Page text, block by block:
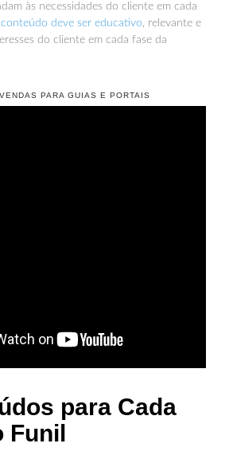
às necessidades do cliente em cada
conteúdo deve ser educativo, relevante e
do cliente em cada fase da
PARA GUIAS E PORTAIS
para Cada
Funil